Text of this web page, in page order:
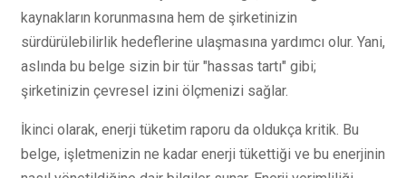
kaynakların korunmasına hem de şirketinizin
sürdürülebilirlik hedeflerine ulaşmasına yardımcı olur. Yani,
aslında bu belge sizin bir tür "hassas tartı" gibi;
şirketinizin çevresel izini ölçmenizi sağlar.
İkinci olarak, enerji tüketim raporu da oldukça kritik. Bu
belge, işletmenizin ne kadar enerji tükettiği ve bu enerjinin